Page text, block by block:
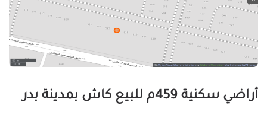
أراضي سكنية 459م للبيع كاش بمدينة بدر